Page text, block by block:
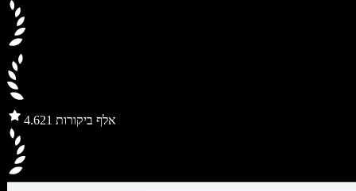
4.6 21 אלף ביקורות